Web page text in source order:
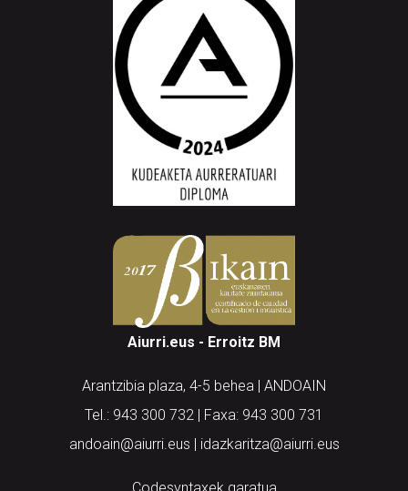
Aiurri.eus - Erroitz BM
Arantzibia plaza, 4-5 behea | ANDOAIN
Tel.: 943 300 732 | Faxa: 943 300 731
andoain@aiurri.eus | idazkaritza@aiurri.eus